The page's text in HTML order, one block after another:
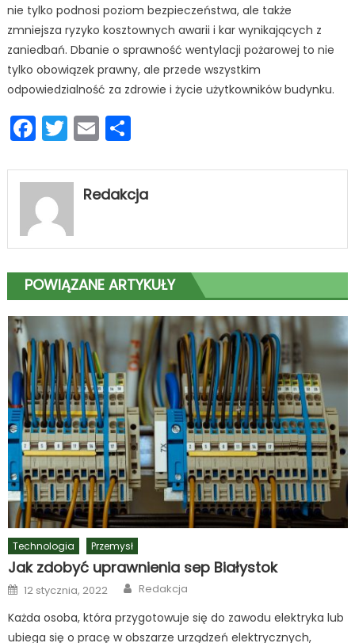
nie tylko podnosi poziom bezpieczeństwa, ale także
zmniejsza ryzyko kosztownych awarii i kar wynikających z
zaniedbań. Dbanie o sprawność wentylacji pożarowej to nie
tylko obowiązek prawny, ale przede wszystkim
odpowiedzialność za zdrowie i życie użytkowników budynku.
Facebook
Twitter
EmailPodziel
Redakcja
POWIĄZANE ARTYKUŁY
Technologia Przemysł
Jak zdobyć uprawnienia sep Białystok
Posted
on
12 stycznia, 2022 Author
Redakcja
Każda osoba, która przygotowuje się do zawodu elektryka lub
ubiega się o pracę w obszarze urządzeń elektrycznych,